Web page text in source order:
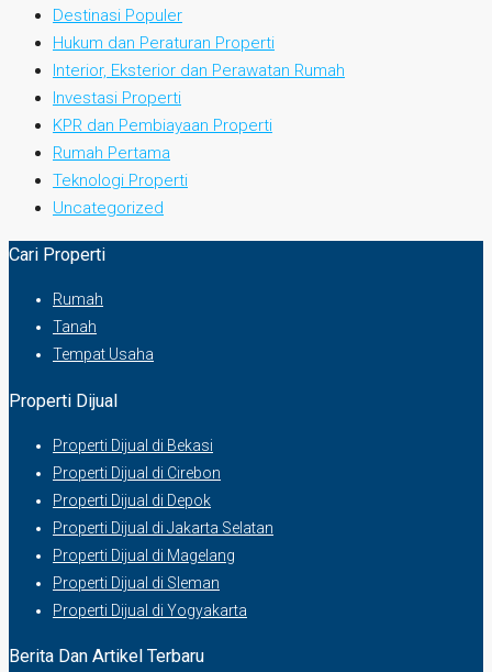
Destinasi Populer
Hukum dan Peraturan Properti
Interior, Eksterior dan Perawatan Rumah
Investasi Properti
KPR dan Pembiayaan Properti
Rumah Pertama
Teknologi Properti
Uncategorized
Cari Properti
Rumah
Tanah
Tempat Usaha
Properti Dijual
Properti Dijual di Bekasi
Properti Dijual di Cirebon
Properti Dijual di Depok
Properti Dijual di Jakarta Selatan
Properti Dijual di Magelang
Properti Dijual di Sleman
Properti Dijual di Yogyakarta
Berita Dan Artikel Terbaru